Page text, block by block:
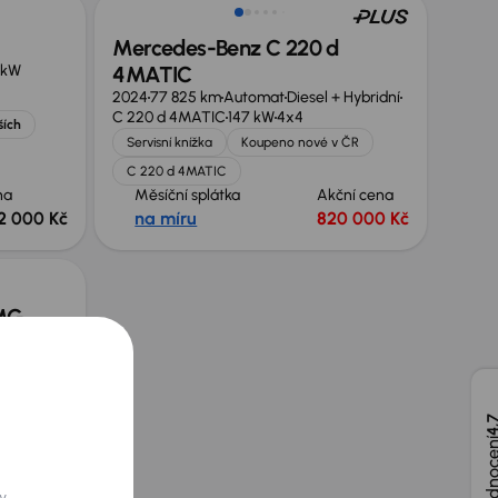
000 Kč
Mercedes-Benz C 220 d
4MATIC
202477 825 kmAutomatDiesel + Hybridní
C 220 d 4MATIC147 kW4x4
Servisní knížka
Koupeno nové v ČR
C 220 d 4MATIC
Měsíční splátka
na míru
Akční cena
820 000 Kč
000 Kč